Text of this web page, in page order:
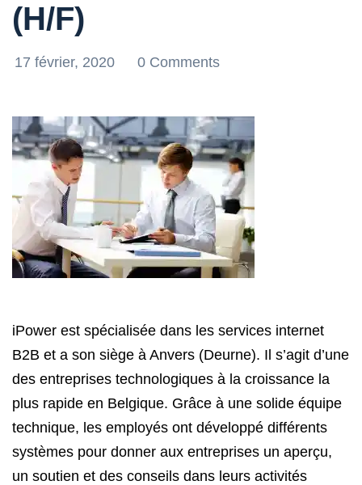
(H/F)
17 février, 2020 0 Comments
iPower est spécialisée dans les services internet
B2B et a son siège à Anvers (Deurne). Il s’agit d’une
des entreprises technologiques à la croissance la
plus rapide en Belgique. Grâce à une solide équipe
technique, les employés ont développé différents
systèmes pour donner aux entreprises un aperçu,
un soutien et des conseils dans leurs activités